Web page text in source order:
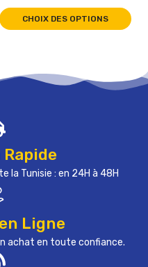
CHOIX DES OPTIONS
la Tunisie : en 24H à 48H
Ligne
achat en toute confiance.